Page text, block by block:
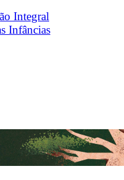
Integral
Infâncias